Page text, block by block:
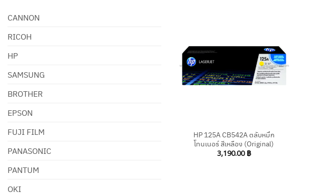
CANNON
RICOH
HP
SAMSUNG
BROTHER
EPSON
FUJI FILM
PANASONIC
PANTUM
OKI
HP 125A CB542A ตลับหมึก
โทนเนอร์ สีเหลือง (Original)
3,190.00 ฿